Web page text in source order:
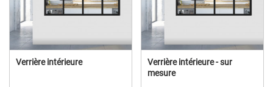
Verrière intérieure
Verrière intérieure - sur
mesure